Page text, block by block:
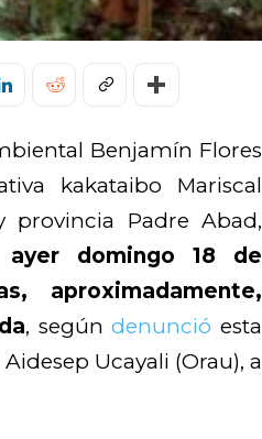
Benjamín Flores
kakataibo Mariscal
provincia Padre Abad,
ayer domingo 18 de
aproximadamente,
, segúndenunció esta
Ucayali (Orau), a